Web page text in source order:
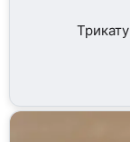
Трикату